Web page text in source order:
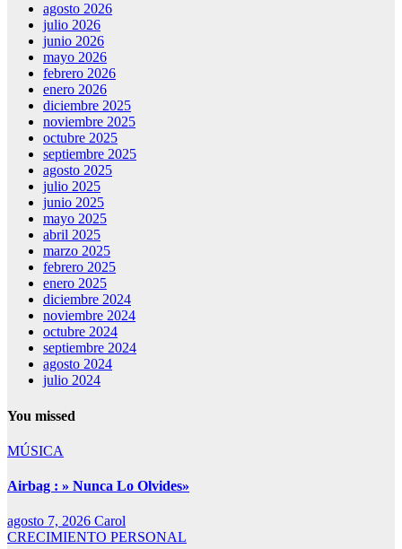
agosto 2026
julio 2026
junio 2026
mayo 2026
febrero 2026
enero 2026
diciembre 2025
noviembre 2025
octubre 2025
septiembre 2025
agosto 2025
julio 2025
junio 2025
mayo 2025
abril 2025
marzo 2025
febrero 2025
enero 2025
diciembre 2024
noviembre 2024
octubre 2024
septiembre 2024
agosto 2024
julio 2024
You missed
MÚSICA
Airbag : » Nunca Lo Olvides»
agosto 7, 2026 Carol
CRECIMIENTO PERSONAL